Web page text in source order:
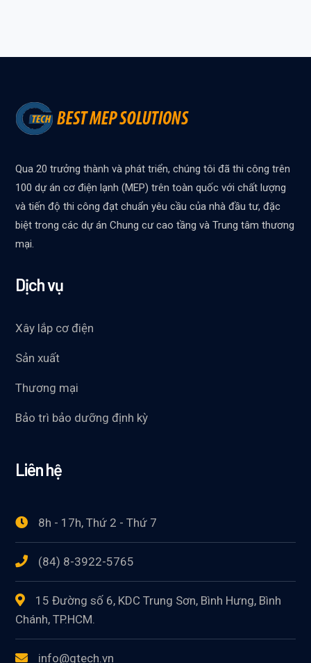
Qua 20 trưởng thành và phát triển, chúng tôi đã thi công trên
100 dự án cơ điện lạnh (MEP) trên toàn quốc với chất lượng
và tiến độ thi công đạt chuẩn yêu cầu của nhà đầu tư, đặc
biệt trong các dự án Chung cư cao tầng và Trung tâm thương
mại.
Dịch vụ
Xây lắp cơ điện
Sản xuất
Thương mại
Bảo trì bảo dưỡng định kỳ
Liên hệ
8h - 17h, Thứ 2 - Thứ 7
(84) 8-3922-5765
15 Đường số 6, KDC Trung Sơn, Bình Hưng, Bình
Chánh, TP.HCM.
info@gtech.vn